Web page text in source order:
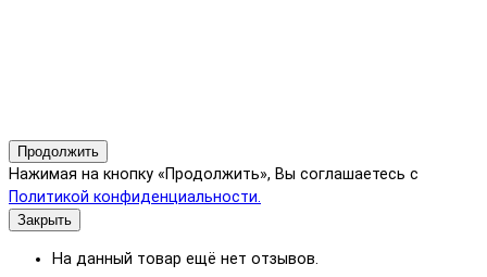
Продолжить
Нажимая на кнопку «Продолжить», Вы соглашаетесь с
Политикой конфиденциальности.
Закрыть
На данный товар ещё нет отзывов.